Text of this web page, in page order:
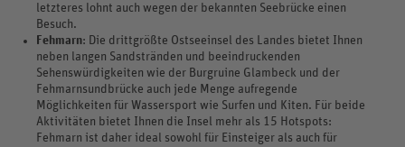
letzteres lohnt auch wegen der bekannten Seebrücke einen
Besuch.
Fehmarn: Die drittgrößte Ostseeinsel des Landes bietet Ihnen
neben langen Sandstränden und beeindruckenden
Sehenswürdigkeiten wie der Burgruine Glambeck und der
Fehmarnsundbrücke auch jede Menge aufregende
Möglichkeiten für Wassersport wie Surfen und Kiten. Für beide
Aktivitäten bietet Ihnen die Insel mehr als 15 Hotspots:
Fehmarn ist daher ideal sowohl für Einsteiger als auch für